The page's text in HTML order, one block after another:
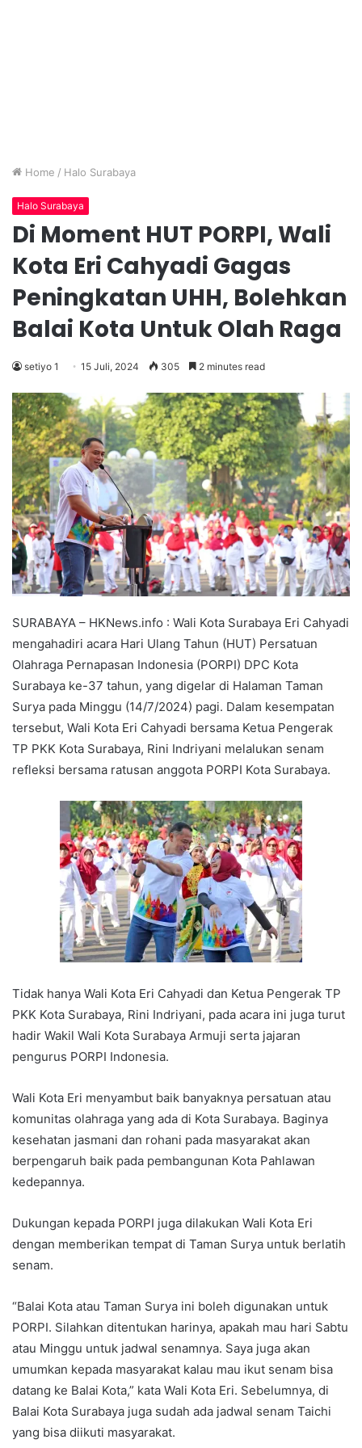
Home / Halo Surabaya
Halo Surabaya
Di Moment HUT PORPI, Wali
Kota Eri Cahyadi Gagas
Peningkatan UHH, Bolehkan
Balai Kota Untuk Olah Raga
setiyo 1 15 Juli, 2024 305 2 minutes read
SURABAYA – HKNews.info : Wali Kota Surabaya Eri Cahyadi
mengahadiri acara Hari Ulang Tahun (HUT) Persatuan
Olahraga Pernapasan Indonesia (PORPI) DPC Kota
Surabaya ke-37 tahun, yang digelar di Halaman Taman
Surya pada Minggu (14/7/2024) pagi. Dalam kesempatan
tersebut, Wali Kota Eri Cahyadi bersama Ketua Pengerak
TP PKK Kota Surabaya, Rini Indriyani melalukan senam
refleksi bersama ratusan anggota PORPI Kota Surabaya.
Tidak hanya Wali Kota Eri Cahyadi dan Ketua Pengerak TP
PKK Kota Surabaya, Rini Indriyani, pada acara ini juga turut
hadir Wakil Wali Kota Surabaya Armuji serta jajaran
pengurus PORPI Indonesia.
Wali Kota Eri menyambut baik banyaknya persatuan atau
komunitas olahraga yang ada di Kota Surabaya. Baginya
kesehatan jasmani dan rohani pada masyarakat akan
berpengaruh baik pada pembangunan Kota Pahlawan
kedepannya.
Dukungan kepada PORPI juga dilakukan Wali Kota Eri
dengan memberikan tempat di Taman Surya untuk berlatih
senam.
“Balai Kota atau Taman Surya ini boleh digunakan untuk
PORPI. Silahkan ditentukan harinya, apakah mau hari Sabtu
atau Minggu untuk jadwal senamnya. Saya juga akan
umumkan kepada masyarakat kalau mau ikut senam bisa
datang ke Balai Kota,” kata Wali Kota Eri. Sebelumnya, di
Balai Kota Surabaya juga sudah ada jadwal senam Taichi
yang bisa diikuti masyarakat.